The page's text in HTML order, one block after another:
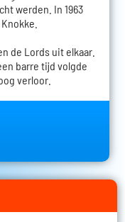
werden. In 1963
de Lords uit elkaar.
barre tijd volgde
verloor.